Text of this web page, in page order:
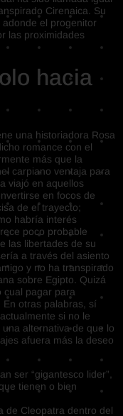
Cirenaica. Su
el progenitor
las proximidades
hacia
una historiadora Rosa
romance con el
más que la
carpiano ventaja para
viajó en aquellos
en focos de
de el trayecto;
habría interés
poco probable
las libertades de su
a través del asiento
y no ha transpirado
sobre Egipto. Quizá
cual pagar para
otras palabras, sí
si no le
alternativa de que lo
afuera más la deseo
ser “gigantesco lider”,
tienen o bien
de Cleopatra dentro del